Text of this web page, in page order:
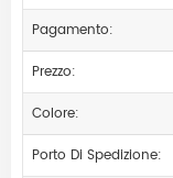
Pagamento:
Prezzo:
Colore:
Porto Di Spedizione: